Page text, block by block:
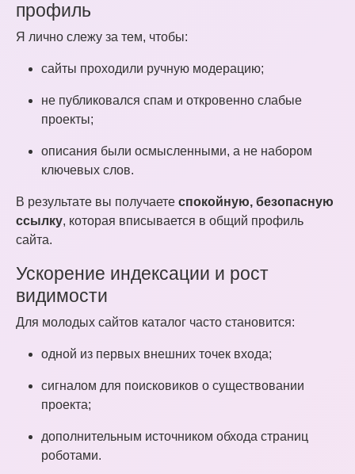
профиль
Я лично слежу за тем, чтобы:
сайты проходили ручную модерацию;
не публиковался спам и откровенно слабые
проекты;
описания были осмысленными, а не набором
ключевых слов.
В результате вы получаете спокойную, безопасную
ссылку, которая вписывается в общий профиль
сайта.
Ускорение индексации и рост
видимости
Для молодых сайтов каталог часто становится:
одной из первых внешних точек входа;
сигналом для поисковиков о существовании
проекта;
дополнительным источником обхода страниц
роботами.